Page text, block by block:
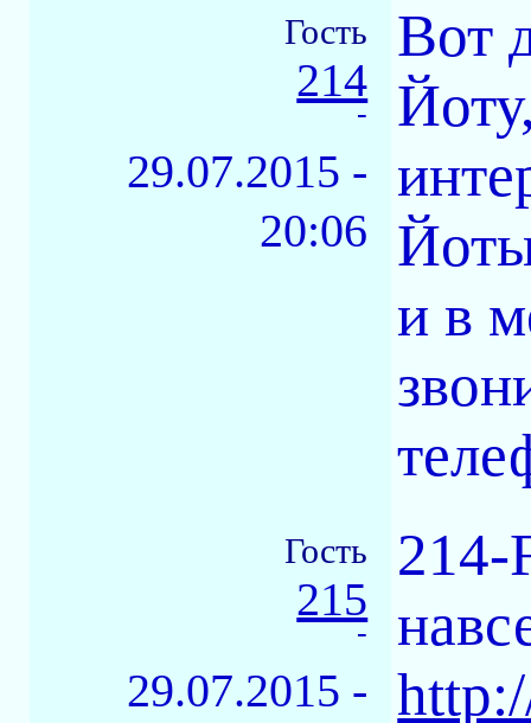
Гость
214
-
29.07.2015 -
20:06
Вот
и в
Гость
215
-
29.07.2015 -
214-